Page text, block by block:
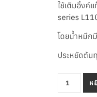
ใช้เติมอิ้งค์
series
โดยน้ำหมึก
ประหยัดต้น
จำนวน น้ำ
ห